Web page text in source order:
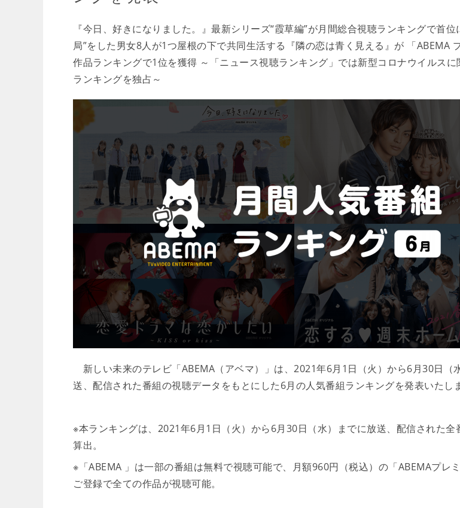
『今日、好きになりました。』最新シリーズ“霞草編”が月間総合視聴ランキングで首位
局”をした男女8人が1つ屋根の下で共同生活する『隣の恋は青く見える』が 「ABEMA
作品ランキングで1位を獲得 ～「ニュース視聴ランキング」では新型コロナウイルスに
ランキングを独占～
新しい未来のテレビ「ABEMA（アベマ）」は、2021年6月1日（火）から6月30日（
送、配信された番組の視聴データをもとにした6月の人気番組ランキングを発表いたしま
※本ランキングは、2021年6月1日（火）から6月30日（水）までに放送、配信された全
算出。
※「ABEMA 」は一部の番組は無料で視聴可能で、月額960円（税込）の「ABEMAプレ
ご登録で全ての作品が視聴可能。